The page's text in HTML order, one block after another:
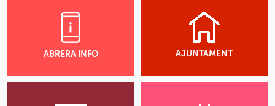
ABRERA INFO AJUNTAMENT